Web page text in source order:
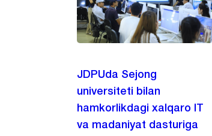
JDPUda Sejong
universiteti bilan
hamkorlikdagi xalqaro IT
va madaniyat dasturiga